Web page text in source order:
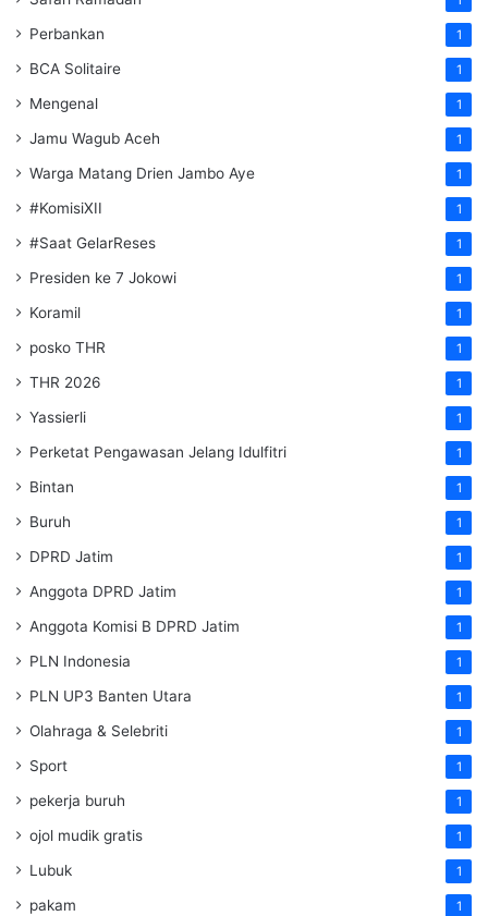
Perbankan 1
BCA Solitaire 1
Mengenal 1
Jamu Wagub Aceh 1
Warga Matang Drien Jambo Aye 1
#KomisiXII 1
#Saat GelarReses 1
Presiden ke 7 Jokowi 1
Koramil 1
posko THR 1
THR 2026 1
Yassierli 1
Perketat Pengawasan Jelang Idulfitri 1
Bintan 1
Buruh 1
DPRD Jatim 1
Anggota DPRD Jatim 1
Anggota Komisi B DPRD Jatim 1
PLN Indonesia 1
PLN UP3 Banten Utara 1
Olahraga & Selebriti 1
Sport 1
pekerja buruh 1
ojol mudik gratis 1
Lubuk 1
pakam 1